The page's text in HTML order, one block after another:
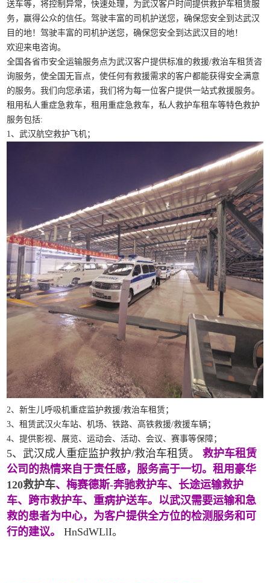
送车等，将控制异常，快速处理，为武汉客户时间提供救护车租赁服
务，赢得公众的信任。驾驶丰富的司机护送您，确保您安全到达武汉
目的地！驾驶丰富的司机护送您，确保您安全到达武汉目的地！
欢迎来电咨询。
全国各省市安全运输服务点为武汉客户提供标准的救援/救治车租赁咨
询服务，使全国无盲点，使任何有救援需求的客户都能获得安全满意
的服务。我们向您承诺，我们将为每一位客户提供一站式救援服务。
租用私人重症急救车，租用重症急救车，私人救护车租车等特色救护
服务包括:
1、武汉航空救护飞机；
2、新生儿呼吸机重症监护救援/救治车租赁；
3、租赁武汉火车站、机场、铁路、高铁救援/救援车辆；
4、提供影视、展览、运动会、活动、会议、赛事等保障；
5、武汉成人重症监护救护/救治车租赁。
救护车租赁
公司的热情来自于责任感，服务高于一切。租用豪华
120救护车、梅赛德斯-奔驰救护车、长途运输救护
车、跨市救护车、重病护送车。以武汉需要运输和急
救的患者为中心，为客户提供全方位的检测服务和可
行的建议。
HnSdWLlI。